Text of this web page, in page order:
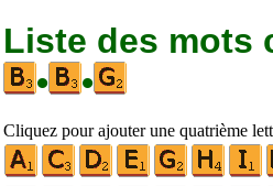
Liste des mots
•
•
Cliquez pour ajouter une quatrième